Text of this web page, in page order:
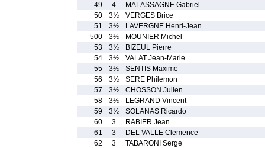
49
4
MALASSAGNE Gabriel
50
3½
VERGES Brice
51
3½
LAVERGNE Henri-Jean
500
3½
MOUNIER Michel
53
3½
BIZEUL Pierre
54
3½
VALAT Jean-Marie
55
3½
SENTIS Maxime
56
3½
SERE Philemon
57
3½
CHOSSON Julien
58
3½
LEGRAND Vincent
59
3½
SOLANAS Ricardo
60
3
RABIER Jean
61
3
DEL VALLE Clemence
62
3
TABARONI Serge